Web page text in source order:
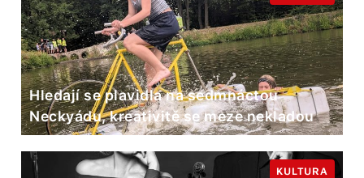
Hledají se plavidla na sedmnáctou
Neckyádu, kreativitě se meze nekladou
KULTURA